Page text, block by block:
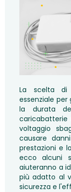
La scelta di
essenziale
la durata
voltaggio
causare
prestazioni e
ecco alcuni
aiuteranno a
più adatto al
sicurezza e